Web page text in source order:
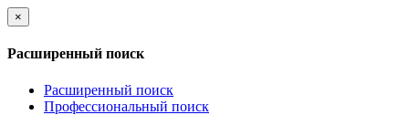
×
Расширенный поиск
Расширенный поиск
Профессиональный поиск